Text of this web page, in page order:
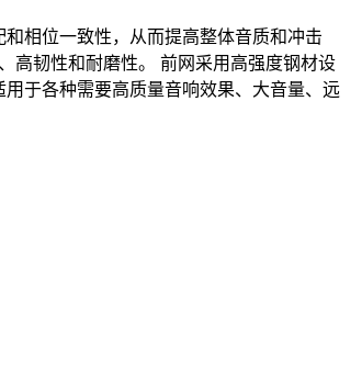
相位一致性，从而提高整体音质和冲击
高韧性和耐磨性。 前网采用高强度钢材设
于各种需要高质量音响效果、大音量、远